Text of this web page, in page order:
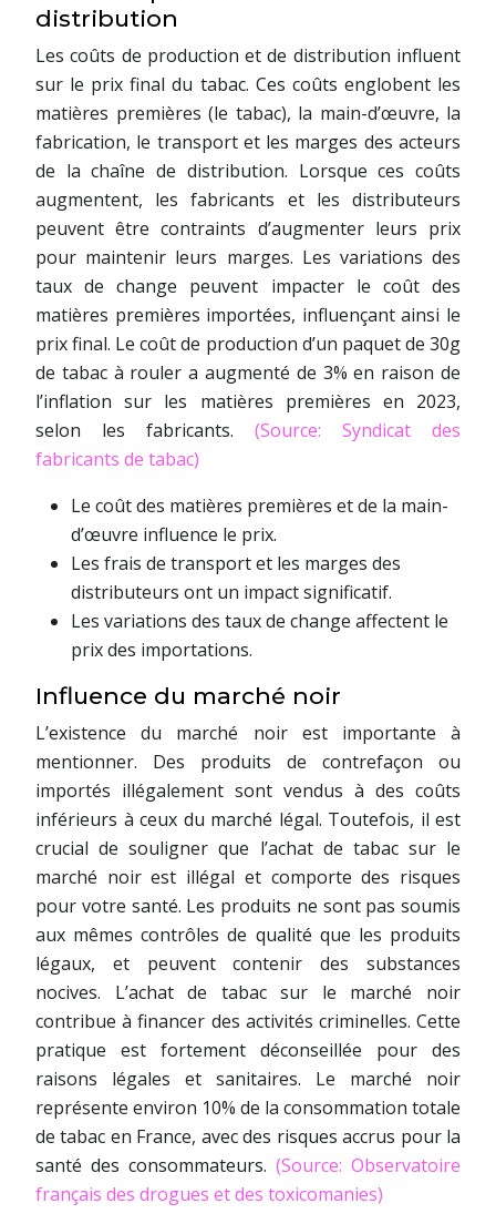
distribution
Les coûts de production et de distribution influent
sur le prix final du tabac. Ces coûts englobent les
matières premières (le tabac), la main-d’œuvre, la
fabrication, le transport et les marges des acteurs
de la chaîne de distribution. Lorsque ces coûts
augmentent, les fabricants et les distributeurs
peuvent être contraints d’augmenter leurs prix
pour maintenir leurs marges. Les variations des
taux de change peuvent impacter le coût des
matières premières importées, influençant ainsi le
prix final. Le coût de production d’un paquet de 30g
de tabac à rouler a augmenté de 3% en raison de
l’inflation sur les matières premières en 2023,
selon les fabricants. (Source: Syndicat des
fabricants de tabac)
Le coût des matières premières et de la main-
d’œuvre influence le prix.
Les frais de transport et les marges des
distributeurs ont un impact significatif.
Les variations des taux de change affectent le
prix des importations.
Influence du marché noir
L’existence du marché noir est importante à
mentionner. Des produits de contrefaçon ou
importés illégalement sont vendus à des coûts
inférieurs à ceux du marché légal. Toutefois, il est
crucial de souligner que l’achat de tabac sur le
marché noir est illégal et comporte des risques
pour votre santé. Les produits ne sont pas soumis
aux mêmes contrôles de qualité que les produits
légaux, et peuvent contenir des substances
nocives. L’achat de tabac sur le marché noir
contribue à financer des activités criminelles. Cette
pratique est fortement déconseillée pour des
raisons légales et sanitaires. Le marché noir
représente environ 10% de la consommation totale
de tabac en France, avec des risques accrus pour la
santé des consommateurs. (Source: Observatoire
français des drogues et des toxicomanies)